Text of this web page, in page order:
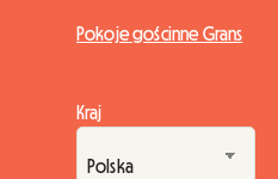
Pokoje gościnne Grans
Kraj